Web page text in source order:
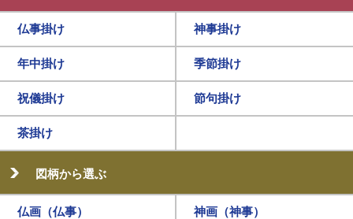
仏事掛け 神事掛け
年中掛け 季節掛け
祝儀掛け 節句掛け
茶掛け
図柄から選ぶ
仏画（仏事） 神画（神事）